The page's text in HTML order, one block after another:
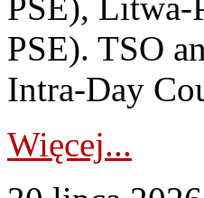
PSE). TSO
Intra-Day
Więcej...